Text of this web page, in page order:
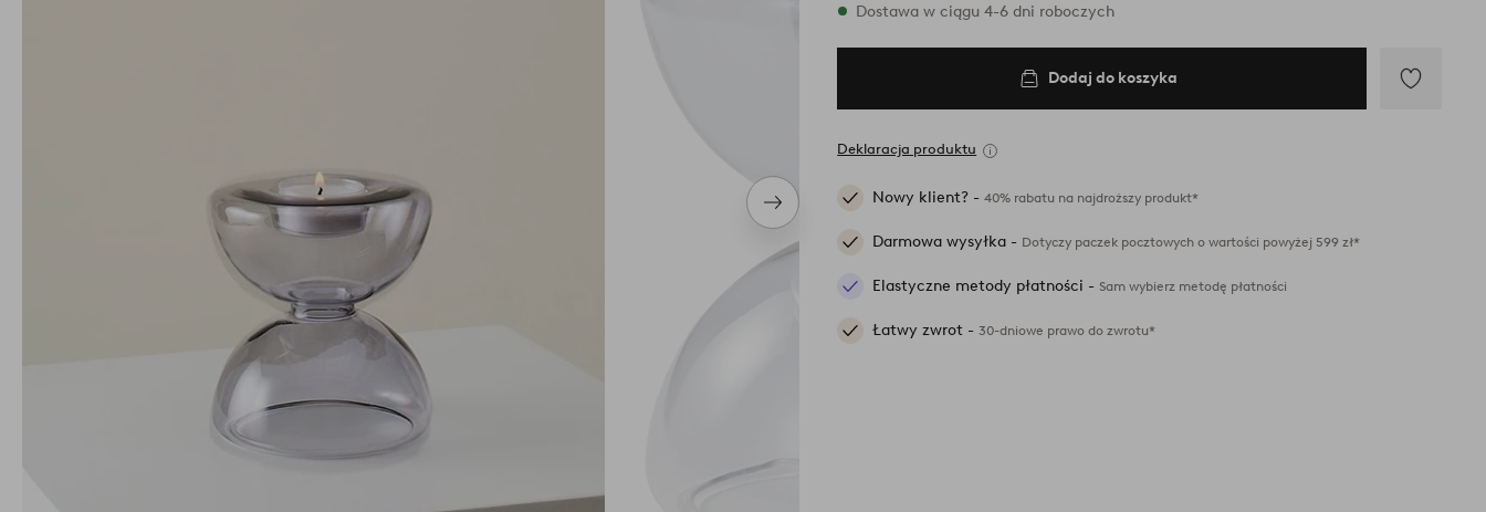
Następny
produkt
W magazynie
Dostawa w ciągu 4-6 dni roboczych
Dodaj do koszyka
Deklaracja produktu
Nowy klient? -40% rabatu na najdroższy produkt*
Darmowa wysyłka - Dotyczy paczek pocztowych o wartości powyżej 599 zł*
Elastyczne metody płatności -Sam wybierz metodę płatności
Łatwy zwrot -30-dniowe prawo do zwrotu*